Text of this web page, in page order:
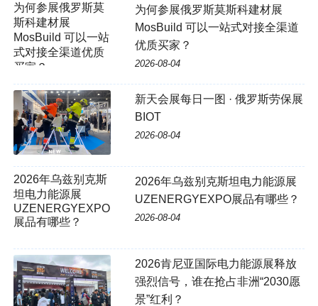
为何参展俄罗斯莫
斯科建材展
MosBuild 可以一站
式对接全渠道优质
买家？
为何参展俄罗斯莫斯科建材展
MosBuild 可以一站式对接全渠道
优质买家？
2026-08-04
新天会展每日一图 · 俄罗斯劳保展
BIOT
2026-08-04
2026年乌兹别克斯
坦电力能源展
UZENERGYEXPO
展品有哪些？
2026年乌兹别克斯坦电力能源展
UZENERGYEXPO展品有哪些？
2026-08-04
2026肯尼亚国际电力能源展释放
强烈信号，谁在抢占非洲“2030愿
景”红利？